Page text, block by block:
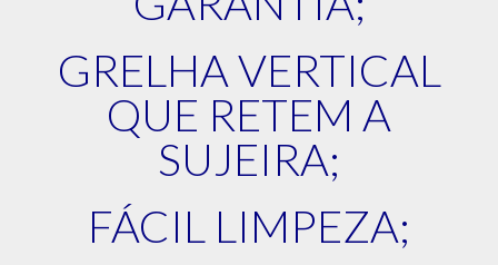
GRELHA VERTICAL
QUE RETEM A
SUJEIRA;
FÁCIL LIMPEZA;